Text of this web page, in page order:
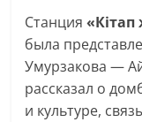
Станция
была
Умурзакова —
рассказал о
и культуре,